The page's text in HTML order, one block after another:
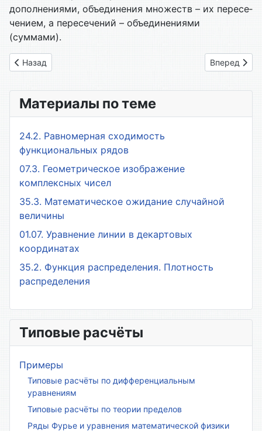
дополнениями, объединения множеств – их пересе­
чением, а пересечений – объединениями
(суммами).
Предыдущий: 1.02 Операции над множествами
Назад Следующий:
Вперед
Материалы по теме
24.2. Равномерная сходимость
функциональных рядов
07.3. Геометрическое изображение
комплексных чисел
35.3. Математическое ожидание случайной
величины
01.07. Уравнение линии в декартовых
координатах
35.2. Функция распределения. Плотность
распределения
Типовые расчёты
Примеры
Типовые расчёты по дифференциальным
уравнениям
Типовые расчёты по теории пределов
Ряды Фурье и уравнения математической физики